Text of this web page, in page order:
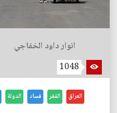
انوار داود الخفاجي
1048
العراق الفقر فساد الدولة